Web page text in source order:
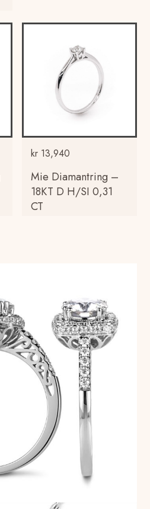
kr 13,940
Mie Diamantring –
18KT D H/SI 0,31
CT